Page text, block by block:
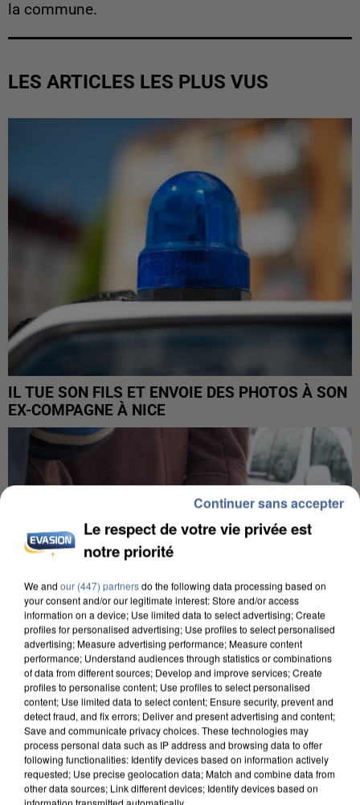
la commune.
LES ARTICLES LES PLUS VUS
IL TUE SON FILS ET ENVOIE DES PHOTOS À SON
EX-COMPAGNE À NICE
L’UN DES FONDATEURS SUPPOSÉS DE LA DZ
MAFIA INTERPELLÉ EN ALGÉRIE
Le respect de votre vie privée est
notre priorité
We and our (447) partnersdo the following data processing based on
your consent and/or our legitimate interest: Store and/or access
information on a device; Use limited data to select advertising; Create
profiles for personalised advertising; Use profiles to select personalised
advertising; Measure advertising performance; Measure content
performance; Understand audiences through statistics or combinations
of data from different sources; Develop and improve services; Create
profiles to personalise content; Use profiles to select personalised
content; Use limited data to select content; Ensure security, prevent and
detect fraud, and fix errors; Deliver and present advertising and content;
Save and communicate privacy choices. These technologies may
process personal data such as IP address and browsing data to offer
following functionalities: Identify devices based on information actively
requested; Use precise geolocation data; Match and combine data from
other data sources; Link different devices; Identify devices based on
information transmitted automatically.
Continuer sans accepter